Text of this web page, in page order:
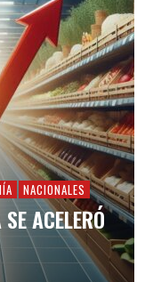
NACIONALES
ACELERÓ